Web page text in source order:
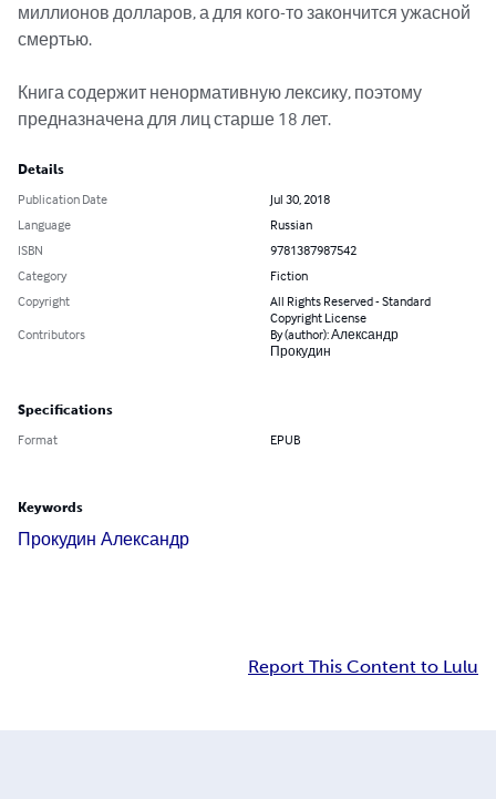
миллионов долларов, а для кого-то закончится ужасной
смертью.
Книга содержит ненормативную лексику, поэтому
предназначена для лиц старше 18 лет.
Details
Publication Date
Jul 30, 2018
Language
Russian
ISBN
9781387987542
Category
Fiction
Copyright
All Rights Reserved - Standard
Copyright License
Contributors
By (author): Александр
Прокудин
Specifications
Format EPUB
Keywords
Прокудин Александр
Report This Content to Lulu